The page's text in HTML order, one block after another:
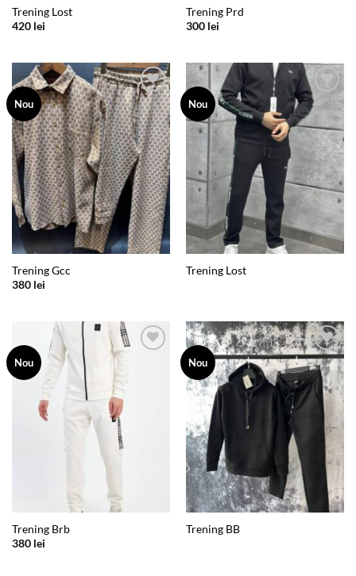
Trening Lost
420 lei
Trening Prd
300 lei
Nou
Add to
wishlist
Trening Gcc
380 lei
Nou
Add to
wishlist
Trening Lost
Nou
Trening Brb
380 lei
Nou
Add to
wishlist
Trening BB